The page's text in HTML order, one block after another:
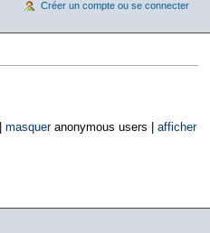
masqueranonymous users | afficher
Créer un compte ou se connecter